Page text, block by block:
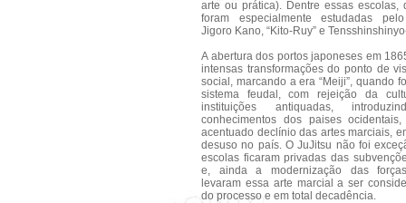
arte ou prática). Dentre essas escolas,
foram especialmente estudadas
Jigoro Kano, “Kito-Ruy” e
A abertura dos portos japoneses em
intensas transformações do ponto de
social, marcando a era “Meiji”, quando
sistema feudal, com rejeição da
instituições antiquadas,
conhecimentos dos paises ocidentais,
acentuado declínio das artes marciais,
desuso no país. O JuJitsu não foi
escolas ficaram privadas das
e, ainda a modernização das
levaram essa arte marcial a ser
do processo e em total decadência.